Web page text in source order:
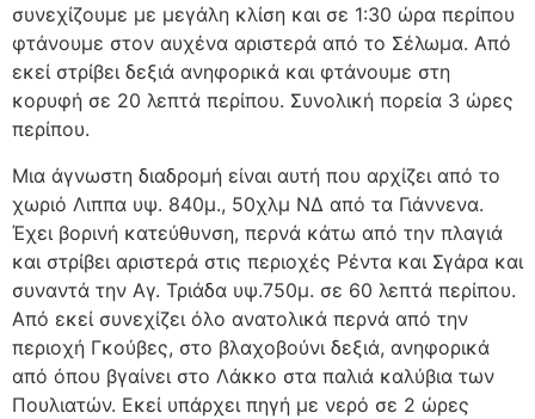
συνεχίζουμε με μεγάλη κλίση και σε 1:30 ώρα περίπου
φτάνουμε στον αυχένα αριστερά από το Σέλωμα. Από
εκεί στρίβει δεξιά ανηφορικά και φτάνουμε στη
κορυφή σε 20 λεπτά περίπου. Συνολική πορεία 3 ώρες
περίπου.
Μια άγνωστη διαδρομή είναι αυτή που αρχίζει από το
χωριό Λιππα υψ. 840μ., 50χλμ ΝΔ από τα Γιάννενα.
Έχει βορινή κατεύθυνση, περνά κάτω από την πλαγιά
και στρίβει αριστερά στις περιοχές Ρέντα και Σγάρα και
συναντά την Αγ. Τριάδα υψ.750μ. σε 60 λεπτά περίπου.
Από εκεί συνεχίζει όλο ανατολικά περνά από την
περιοχή Γκούβες, στο βλαχοβούνι δεξιά, ανηφορικά
από όπου βγαίνει στο Λάκκο στα παλιά καλύβια των
Πουλιατών. Εκεί υπάρχει πηγή με νερό σε 2 ώρες